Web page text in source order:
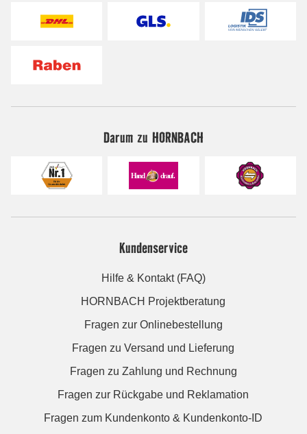
Darum zu HORNBACH
Kundenservice
Hilfe & Kontakt (FAQ)
HORNBACH Projektberatung
Fragen zur Onlinebestellung
Fragen zu Versand und Lieferung
Fragen zu Zahlung und Rechnung
Fragen zur Rückgabe und Reklamation
Fragen zum Kundenkonto & Kundenkonto-ID